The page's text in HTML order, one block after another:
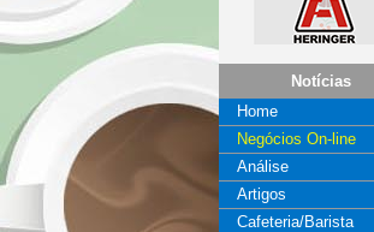
Notícias
Home
Negócios On-line
Análise
Artigos
Cafeteria/Barista